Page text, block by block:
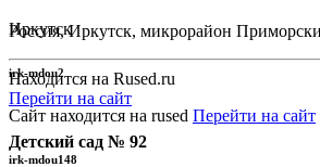
Россия, Иркутск, микрорайон
Находится на Rused.ru
Перейти на сайт
Детский сад № 92
Иркутск
irk-mdou2
Сайт находится на rused Перейти на сайт
irk-mdou148